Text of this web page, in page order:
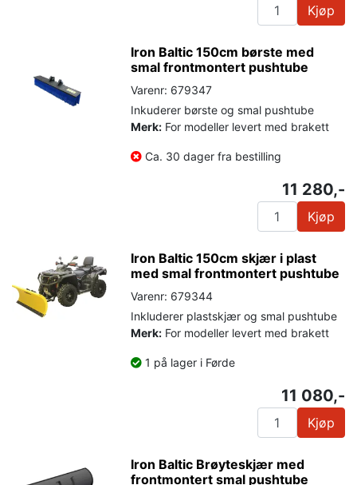
Kjøp
Iron Baltic 150cm børste med
smal frontmontert pushtube
Varenr: 679347
Inkuderer børste og smal pushtube
Merk: For modeller levert med brakett
Ca. 30 dager fra bestilling
11 280,-
Kjøp
Iron Baltic 150cm skjær i plast
med smal frontmontert pushtube
Varenr: 679344
Inkluderer plastskjær og smal pushtube
Merk: For modeller levert med brakett
1 på lager i Førde
11 080,-
Kjøp
Iron Baltic Brøyteskjær med
frontmontert smal pushtube